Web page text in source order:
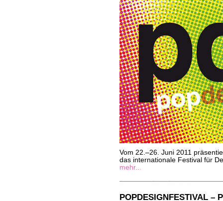
Vom 22.–26. Juni 2011
das internationale Festival für
mehr...
POPDESIGNFESTIVAL –